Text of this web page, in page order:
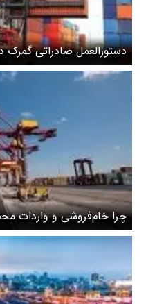
دستورالعمل صادراتی گمرک
چرا خام‌فروشی و واردات
خوش‌تر است؟